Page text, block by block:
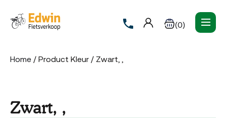
(0)
Home / Product Kleur / Zwart, ,
Zwart, ,